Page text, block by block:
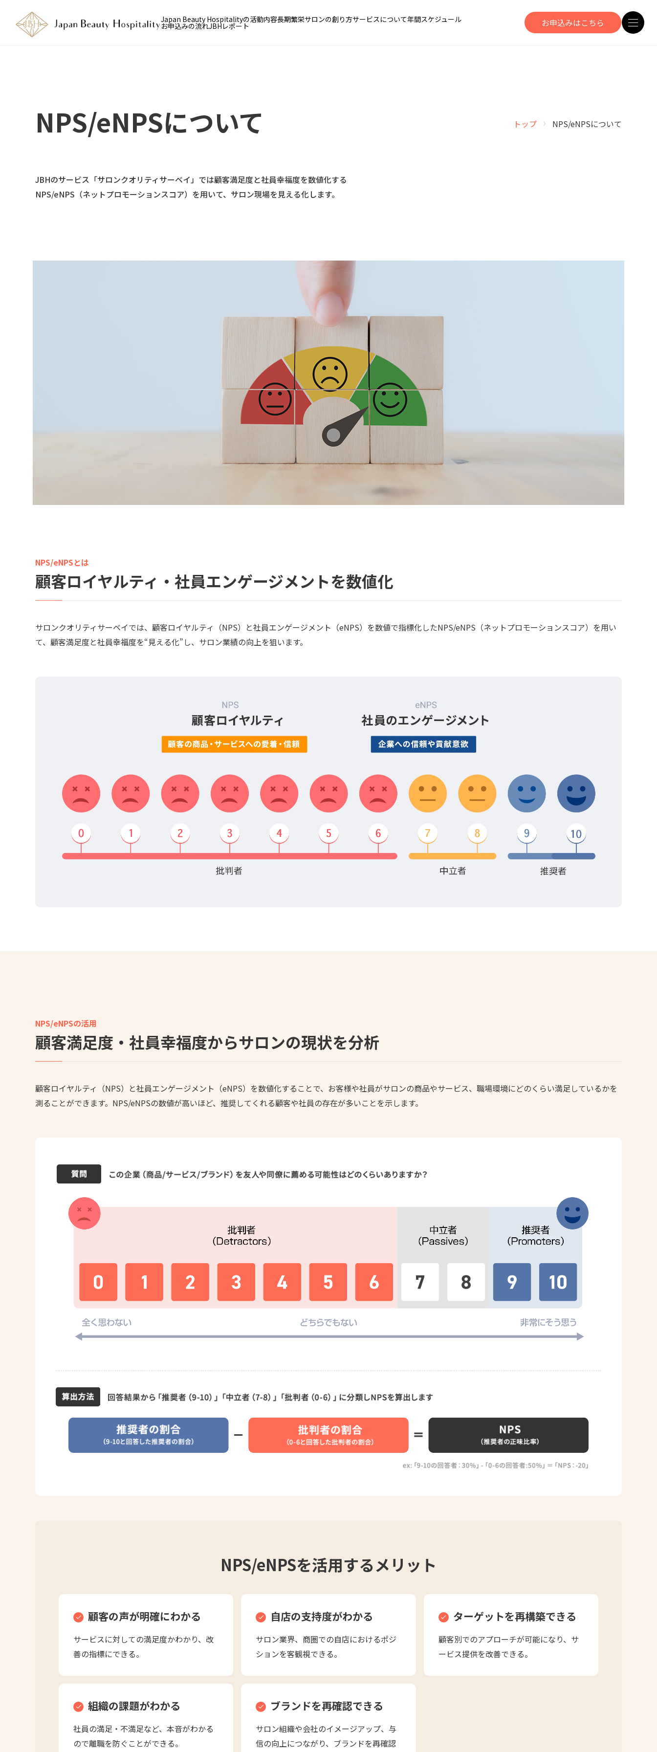
Japan Beauty Hospitalityの活動内容長期繁栄サロンの創り方サービスについて年間スケジュール
お申込みの流れJBHレポート お申込みはこちら
NPS/eNPSについて トップ › NPS/eNPSについて
JBHのサービス「サロンクオリティサーベイ」では顧客満足度と社員幸福度を数値化する
NPS/eNPS（ネットプロモーションスコア）を用いて、サロン現場を見える化します。
NPS/eNPSとは
顧客ロイヤルティ・ 社員エンゲージメントを数値化
サロンクオリティサーベイでは、顧客ロイヤルティ（NPS）と社員エンゲージメント（eNPS）を数値で指標化したNPS/eNPS（ネットプロモーションスコア）を用い
て、顧客満足度と社員幸福度を“見える化”し、サロン業績の向上を狙います。
NPS/eNPSの活用
顧客満足度・社員幸福度からサロンの現状を分析
顧客ロイヤルティ（NPS）と社員エンゲージメント（eNPS）を数値化することで、お客様や社員がサロンの商品やサービス、職場環境にどのくらい満足しているかを
測ることができます。NPS/eNPSの数値が高いほど、推奨してくれる顧客や社員の存在が多いことを示します。
NPS/eNPSを活用するメリット
顧客の声が明確にわかる
サービスに対しての満足度かわかり、改
善の指標にできる。
自店の支持度がわかる
サロン業界、商圏での自店におけるポジ
ションを客観視できる。
ターゲットを再構築できる
顧客別でのアプローチが可能になり、サ
ービス提供を改善できる。
組織の課題がわかる
社員の満足・不満足など、本音がわかる
ので離職を防ぐことができる。
ブランドを再確認できる
サロン組織や会社のイメージアップ、与
信の向上につながり、ブランドを再確認